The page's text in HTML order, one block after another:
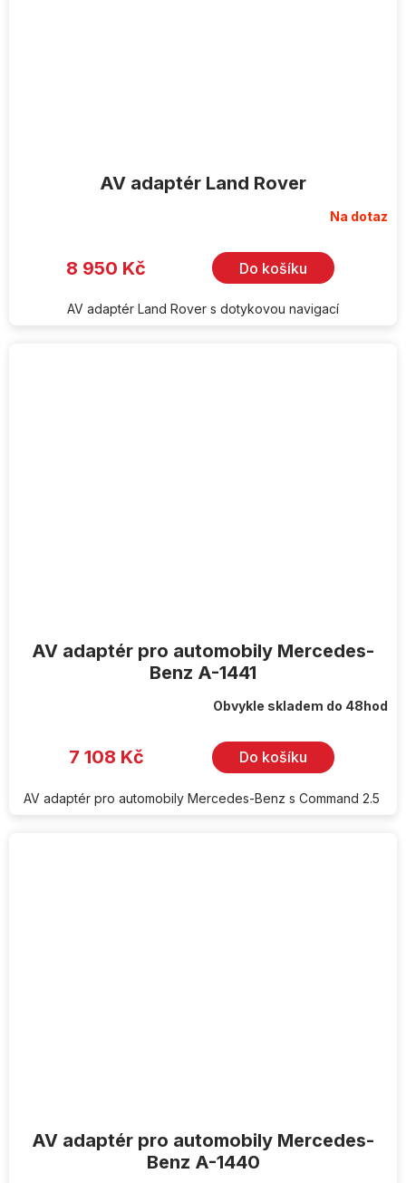
AV adaptér Land Rover
Na dotaz
8 950 Kč Do košíku
AV adaptér Land Rover s dotykovou navigací
AV adaptér pro automobily Mercedes-
Benz A-1441
Obvykle skladem do 48hod
7 108 Kč Do košíku
AV adaptér pro automobily Mercedes-Benz s Command 2.5
AV adaptér pro automobily Mercedes-
Benz A-1440